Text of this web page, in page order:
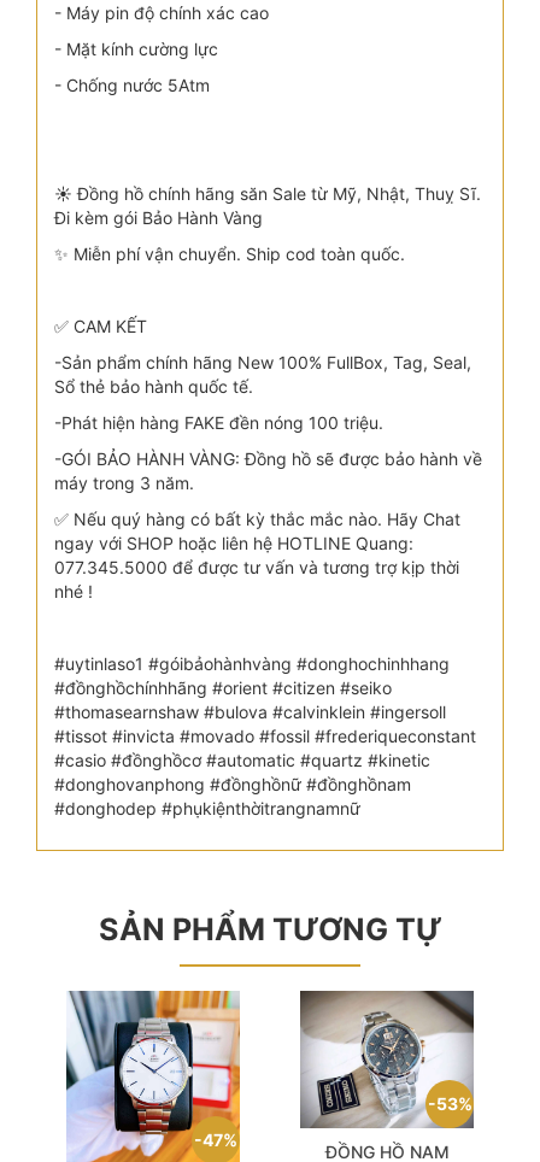
- Máy pin độ chính xác cao
- Mặt kính cường lực
- Chống nước 5Atm
☀️ Đồng hồ chính hãng săn Sale từ Mỹ, Nhật, Thuỵ Sĩ.
Đi kèm gói Bảo Hành Vàng
✨ Miễn phí vận chuyển. Ship cod toàn quốc.
✅ CAM KẾT
-Sản phẩm chính hãng New 100% FullBox, Tag, Seal,
Sổ thẻ bảo hành quốc tế.
-Phát hiện hàng FAKE đền nóng 100 triệu.
-GÓI BẢO HÀNH VÀNG: Đồng hồ sẽ được bảo hành về
máy trong 3 năm.
✅ Nếu quý hàng có bất kỳ thắc mắc nào. Hãy Chat
ngay với SHOP hoặc liên hệ HOTLINE Quang:
077.345.5000 để được tư vấn và tương trợ kịp thời
nhé !
#uytinlaso1 #góibảohànhvàng #donghochinhhang
#đồnghồchínhhãng #orient #citizen #seiko
#thomasearnshaw #bulova #calvinklein #ingersoll
#tissot #invicta #movado #fossil #frederiqueconstant
#casio #đồnghồcơ #automatic #quartz #kinetic
#donghovanphong #đồnghồnữ #đồnghồnam
#donghodep #phụkiệnthờitrangnamnữ
SẢN PHẨM TƯƠNG TỰ
47%
53%
ĐỒNG HỒ NAM